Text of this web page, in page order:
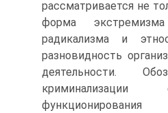
рассматривается не
форма
радикализма и
разновидность
деятельности.